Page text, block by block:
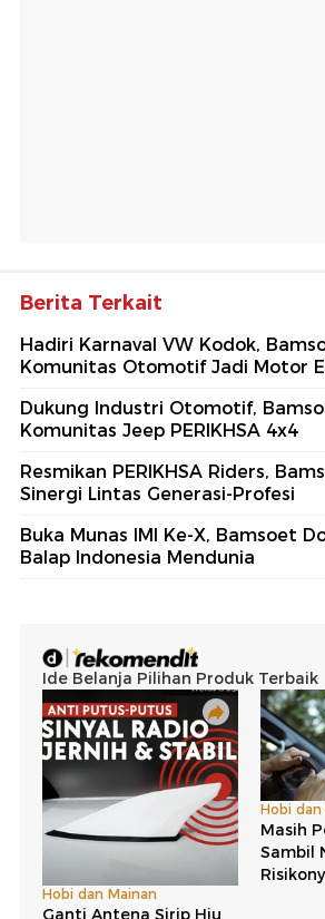
Berita Terkait
Hadiri Karnaval VW Kodok,
Komunitas Otomotif Jadi Motor
Dukung Industri Otomotif,
Komunitas Jeep PERIKHSA 4x4
Resmikan PERIKHSA Riders,
Sinergi Lintas Generasi-Profesi
Buka Munas IMI Ke-X, Bamsoet
Balap Indonesia Mendunia